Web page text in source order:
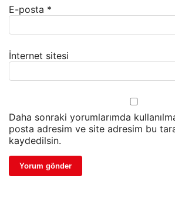
E-posta *
İnternet sitesi
Daha sonraki yorumlarımda
posta adresim ve site adresim bu
kaydedilsin.